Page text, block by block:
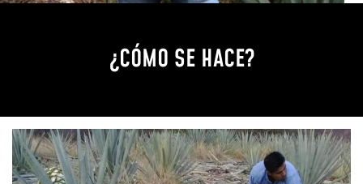
¿CÓMO SE HACE?